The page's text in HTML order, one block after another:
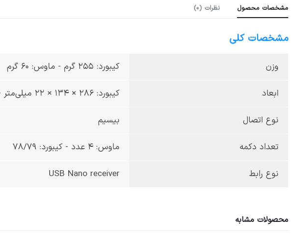
مشخصات محصول نظرات (0)
مشخصات کلی
وزن کیبورد: 255 گرم - ماوس: 60 گرم
ابعاد کیبورد: 286 × 134 × 22 میلی‌متر - ماوس: 105 × 68 × 41 میلی‌متر
نوع اتصال بیسیم
تعداد دکمه ماوس: 4 عدد - کیبورد: ۷۸/۷۹
نوع رابط USB Nano receiver
محصولات مشابه